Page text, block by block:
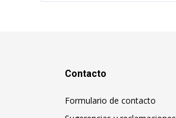
Contacto
Formulario de contacto